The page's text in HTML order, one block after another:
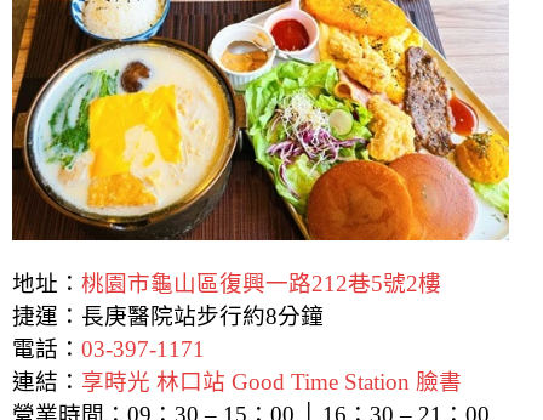
地址： 桃園市龜山區復興一路212巷5號2樓
捷運：長庚醫院站步行約8分鐘
電話： 03-397-1171
連結： 享時光 林口站 Good Time Station 臉書
營業時間：09：30 – 15：00 │ 16：30 – 21：00